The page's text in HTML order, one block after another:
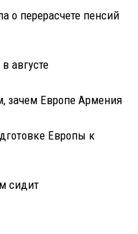
о перерасчете пенсий
августе
зачем Европе Армения
Европы к
сидит